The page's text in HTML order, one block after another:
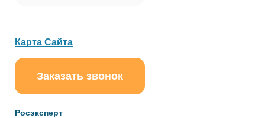
Росэксперт
Карта Сайта
Заказать звонок